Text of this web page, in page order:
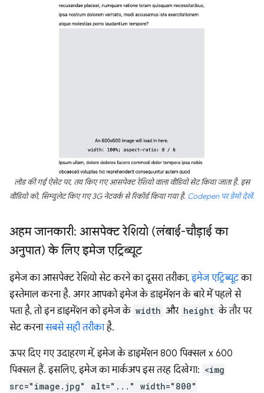
लोड की गई ऐसेट पर, तय किए गए आसपेक्ट रेशियो वाला वीडियो सेट किया जाता है. इस
वीडियो को, सिम्युलेट किए गए 3G नेटवर्क से रिकॉर्ड किया गया है. Codepen पर डेमो देखें.
अहम जानकारी: आसपेक्ट रेशियो (लंबाई-चौड़ाई का
अनुपात) के लिए इमेज एट्रिब्यूट
इमेज का आसपेक्ट रेशियो सेट करने का दूसरा तरीका,इमेज एट्रिब्यूटका
इस्तेमाल करना है. अगर आपको इमेज के डाइमेंशन के बारे में पहले से
पता है, तो इन डाइमेंशन को इमेज के width और height के तौर पर
सेट करनासबसे सही तरीकाहै.
ऊपर दिए गए उदाहरण में, इमेज के डाइमेंशन 800 पिक्सल x 600
पिक्सल हैं. इसलिए, इमेज का मार्कअप इस तरह दिखेगा: <img
src="image.jpg" alt="..." width="800"